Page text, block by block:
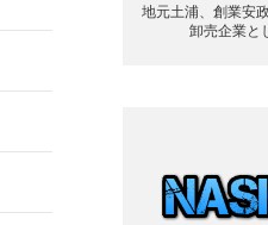
地元土浦、創業安
卸売企業と